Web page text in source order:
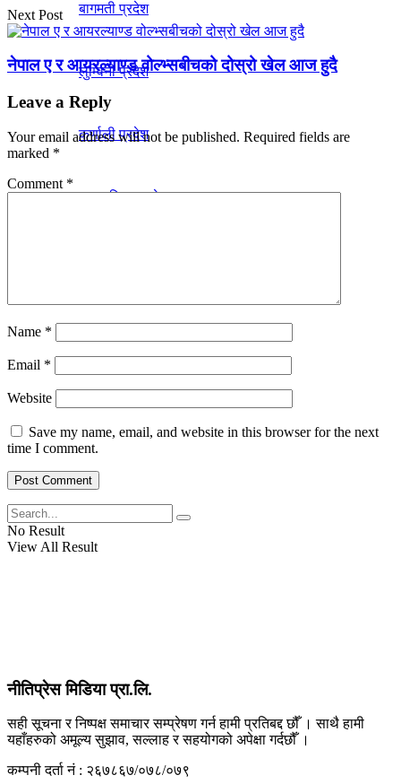
बागमती प्रदेश
लुम्विनी प्रदेश
कर्णाली प्रदेश
सुदूरपश्चिम प्रदेश
No Result
View All Result
Next Post
नेपाल ए र आयरल्याण्ड वोल्भ्सबीचको दोस्रो खेल आज हुदै
Leave a Reply
Your email address will not be published. Required fields are
marked *
Comment *
Name *
Email *
Website
Save my name, email, and website in this browser for the next
time I comment.
No Result
View All Result
नीतिप्रेस मिडिया प्रा.लि.
सही सूचना र निष्पक्ष समाचार सम्प्रेषण गर्न हामी प्रतिबद्द छौँ । साथै हामी
यहाँहरुको अमूल्य सुझाव, सल्लाह र सहयोगको अपेक्षा गर्दछौँ ।
कम्पनी दर्ता नं : २६७८६७/०७८/०७९